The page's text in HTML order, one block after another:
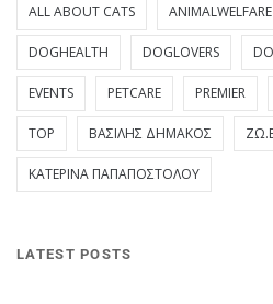
ALL ABOUT CATS ANIMALWELFARE
DOGHEALTH DOGLOVERS
EVENTS PETCARE PREMIER
TOP ΒΑΣΊΛΗΣ ΔΗΜΆΚΟΣ
ΚΑΤΕΡΊΝΑ ΠΑΠΑΠΟΣΤΌΛΟΥ
LATEST POSTS